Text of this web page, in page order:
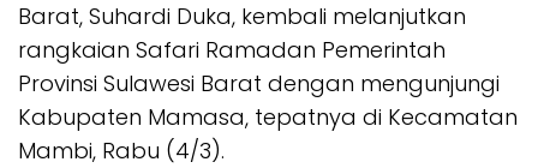
Barat, Suhardi Duka, kembali melanjutkan
rangkaian Safari Ramadan Pemerintah
Provinsi Sulawesi Barat dengan mengunjungi
Kabupaten Mamasa, tepatnya di Kecamatan
Mambi, Rabu (4/3).